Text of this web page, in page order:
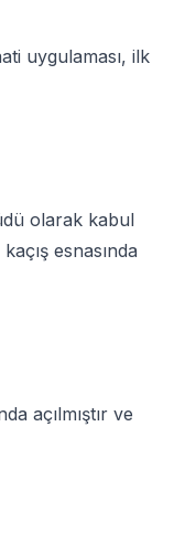
uygulaması, ilk
olarak kabul
esnasında
açılmıştır ve